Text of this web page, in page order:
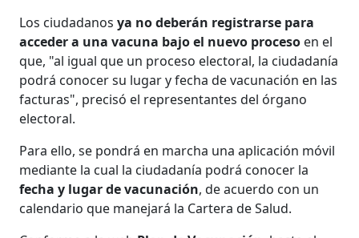
Los ciudadanos ya no deberán registrarse para
acceder a una vacuna bajo el nuevo proceso en el
que, "al igual que un proceso electoral, la ciudadanía
podrá conocer su lugar y fecha de vacunación en las
facturas", precisó el representantes del órgano
electoral.
Para ello, se pondrá en marcha una aplicación móvil
mediante la cual la ciudadanía podrá conocer la
fecha y lugar de vacunación, de acuerdo con un
calendario que manejará la Cartera de Salud.